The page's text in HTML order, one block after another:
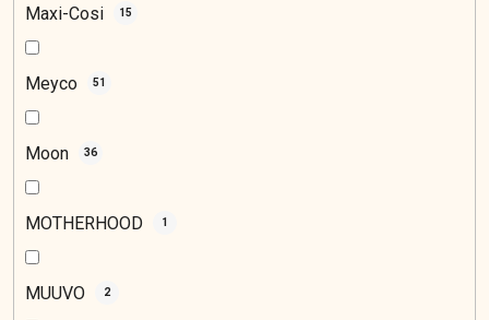
Maxi-Cosi 15
Meyco 51
Moon 36
MOTHERHOOD 1
MUUVO 2